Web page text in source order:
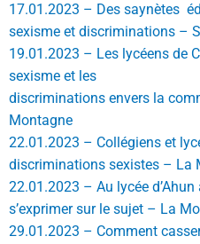
17.01.2023 – Des saynètes
sexisme et discriminations –
19.01.2023 – Les lycéens de
sexisme et les
discriminations envers la
Montagne
22.01.2023 – Collégiens et
discriminations sexistes – La
22.01.2023 – Au lycée
s’exprimer sur le sujet – La
29.01.2023 – Comment